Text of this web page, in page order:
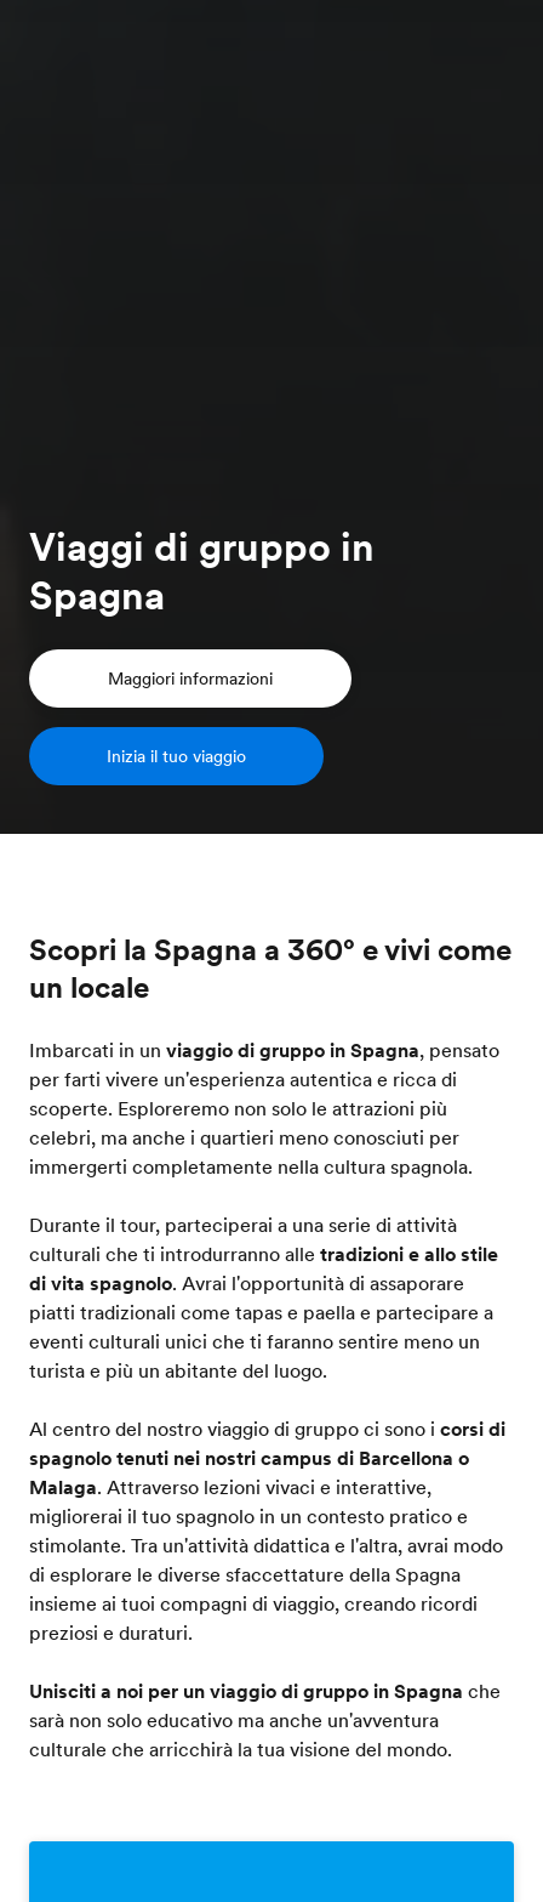
Viaggi di gruppo in
Spagna
Maggiori informazioni
Inizia il tuo viaggio
Scopri la Spagna a 360° e vivi come
un locale
Imbarcati in un viaggio di gruppo in Spagna, pensato
per farti vivere un'esperienza autentica e ricca di
scoperte. Esploreremo non solo le attrazioni più
celebri, ma anche i quartieri meno conosciuti per
immergerti completamente nella cultura spagnola.
Durante il tour, parteciperai a una serie di attività
culturali che ti introdurranno alle tradizioni e allo stile
di vita spagnolo. Avrai l'opportunità di assaporare
piatti tradizionali come tapas e paella e partecipare a
eventi culturali unici che ti faranno sentire meno un
turista e più un abitante del luogo.
Al centro del nostro viaggio di gruppo ci sono i corsi di
spagnolo tenuti nei nostri campus di Barcellona o
Malaga. Attraverso lezioni vivaci e interattive,
migliorerai il tuo spagnolo in un contesto pratico e
stimolante. Tra un'attività didattica e l'altra, avrai modo
di esplorare le diverse sfaccettature della Spagna
insieme ai tuoi compagni di viaggio, creando ricordi
preziosi e duraturi.
Unisciti a noi per un viaggio di gruppo in Spagna che
sarà non solo educativo ma anche un'avventura
culturale che arricchirà la tua visione del mondo.